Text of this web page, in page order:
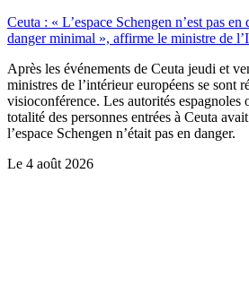
Ceuta : « L’espace Schengen n’est pas en
danger minimal », affirme le ministre de
Après les événements de Ceuta jeudi et
ministres de l’intérieur européens se sont
visioconférence. Les autorités espagnoles
totalité des personnes entrées à Ceuta
l’espace Schengen n’était pas en danger.
Le 4 août 2026